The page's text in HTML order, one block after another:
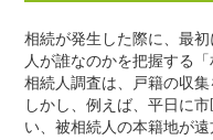
相続が発生した際に、最
人が誰なのかを把握する
相続人調査は、戸籍の収
しかし、例えば、平日に
い、被相続人の本籍地が